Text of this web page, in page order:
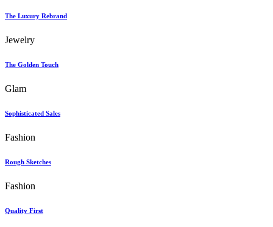
The Luxury Rebrand
Jewelry
The Golden Touch
Glam
Sophisticated Sales
Fashion
Rough Sketches
Fashion
Quality First